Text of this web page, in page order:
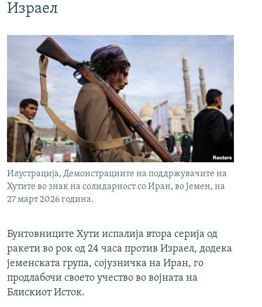
Израел
Илустрација, Демонстрациите на поддржувачите на
Хутите во знак на солидарност со Иран, во Јемен, на
27 март 2026 година.
Бунтовниците Хути испалија втора серија од
ракети во рок од 24 часа против Израел, додека
јеменската група, сојузничка на Иран, го
продлабочи своето учество во војната на
Блискиот Исток.